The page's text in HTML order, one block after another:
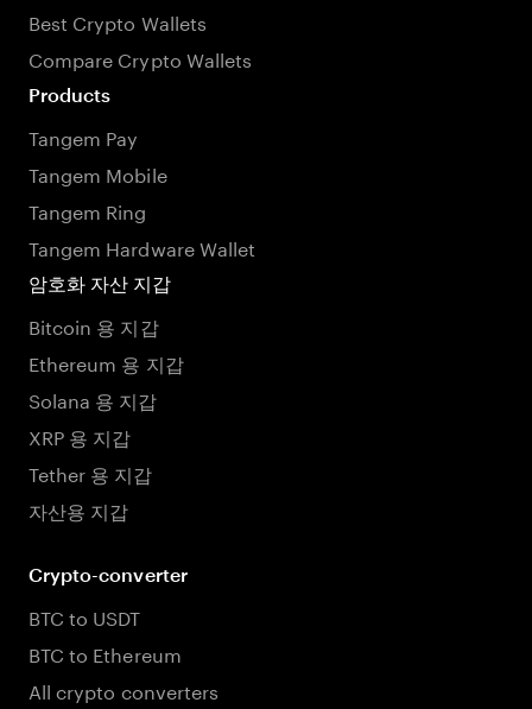
Best Crypto Wallets
Compare Crypto Wallets
Products
Tangem Pay
Tangem Mobile
Tangem Ring
Tangem Hardware Wallet
암호화 자산 지갑
Bitcoin 용 지갑
Ethereum 용 지갑
Solana 용 지갑
XRP 용 지갑
Tether 용 지갑
자산용 지갑
Crypto-converter
BTC to USDT
BTC to Ethereum
All crypto converters